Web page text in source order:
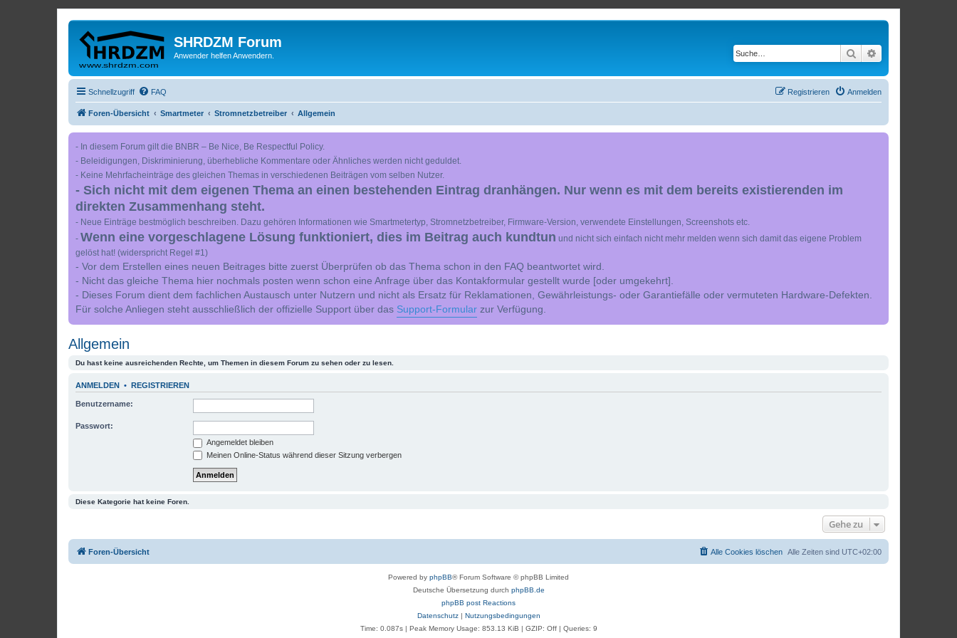
SHRDZM Forum
Anwender helfen Anwendern. Suche
Schnellzugriff FAQ Anmelden
Registrieren
Foren-Übersicht Smartmeter Stromnetzbetreiber Allgemein
- In diesem Forum gilt die BNBR – Be Nice, Be Respectful Policy.
- Beleidigungen, Diskriminierung, überhebliche Kommentare oder Ähnliches werden nicht geduldet.
- Keine Mehrfacheinträge des gleichen Themas in verschiedenen Beiträgen vom selben Nutzer.
- Sich nicht mit dem eigenen Thema an einen bestehenden Eintrag dranhängen. Nur wenn es mit dem bereits existierenden im
direkten Zusammenhang steht.
- Neue Einträge bestmöglich beschreiben. Dazu gehören Informationen wie Smartmetertyp, Stromnetzbetreiber, Firmware-Version, verwendete Einstellungen, Screenshots etc.
- Wenn eine vorgeschlagene Lösung funktioniert, dies im Beitrag auch kundtun und nicht sich einfach nicht mehr melden wenn sich damit das eigene Problem
gelöst hat! (widerspricht Regel #1)
- Vor dem Erstellen eines neuen Beitrages bitte zuerst Überprüfen ob das Thema schon in den FAQ beantwortet wird.
- Nicht das gleiche Thema hier nochmals posten wenn schon eine Anfrage über das Kontakformular gestellt wurde [oder umgekehrt].
- Dieses Forum dient dem fachlichen Austausch unter Nutzern und nicht als Ersatz für Reklamationen, Gewährleistungs- oder Garantiefälle oder vermuteten Hardware-Defekten.
Für solche Anliegen steht ausschließlich der offizielle Support über das Support-Formular zur Verfügung.
Allgemein
Du hast keine ausreichenden Rechte, um Themen in diesem Forum zu sehen oder zu lesen.
ANMELDEN • REGISTRIEREN
Benutzername:
Passwort:
Angemeldet bleiben
Meinen Online-Status während dieser Sitzung verbergen
Diese Kategorie hat keine Foren.
Gehe zu
Foren-Übersicht Alle Zeiten sind UTC+02:00
Alle Cookies löschen
Powered by phpBB® Forum Software © phpBB Limited
Deutsche Übersetzung durch phpBB.de
phpBB post Reactions
Datenschutz| Nutzungsbedingungen
Time: 0.087s| Peak Memory Usage: 853.13 KiB | GZIP: Off | Queries: 9